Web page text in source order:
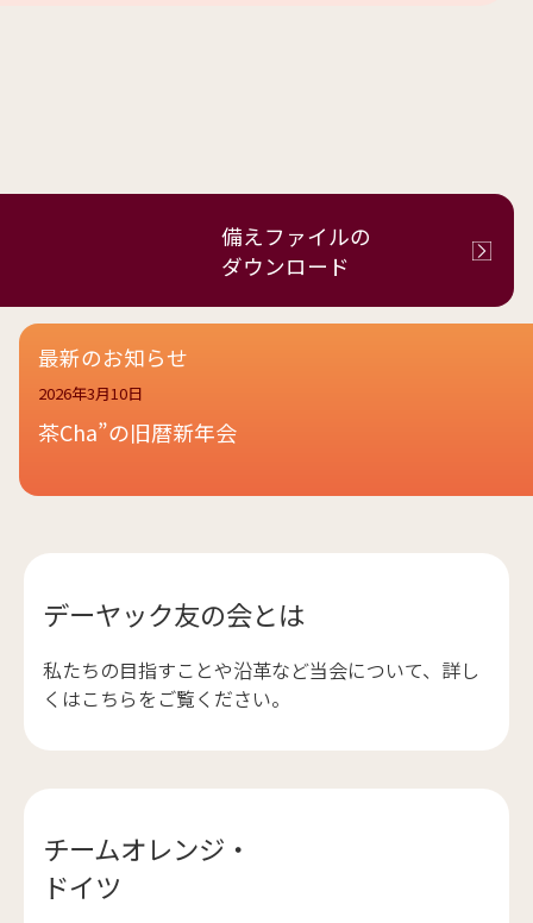
備えファイルの
ダウンロード
最新のお知らせ
2026年3月10日
茶Cha”の旧暦新年会
デーヤック友の会とは
私たちの目指すことや沿革など当会について、詳し
くはこちらをご覧ください。
チームオレンジ・
ドイツ